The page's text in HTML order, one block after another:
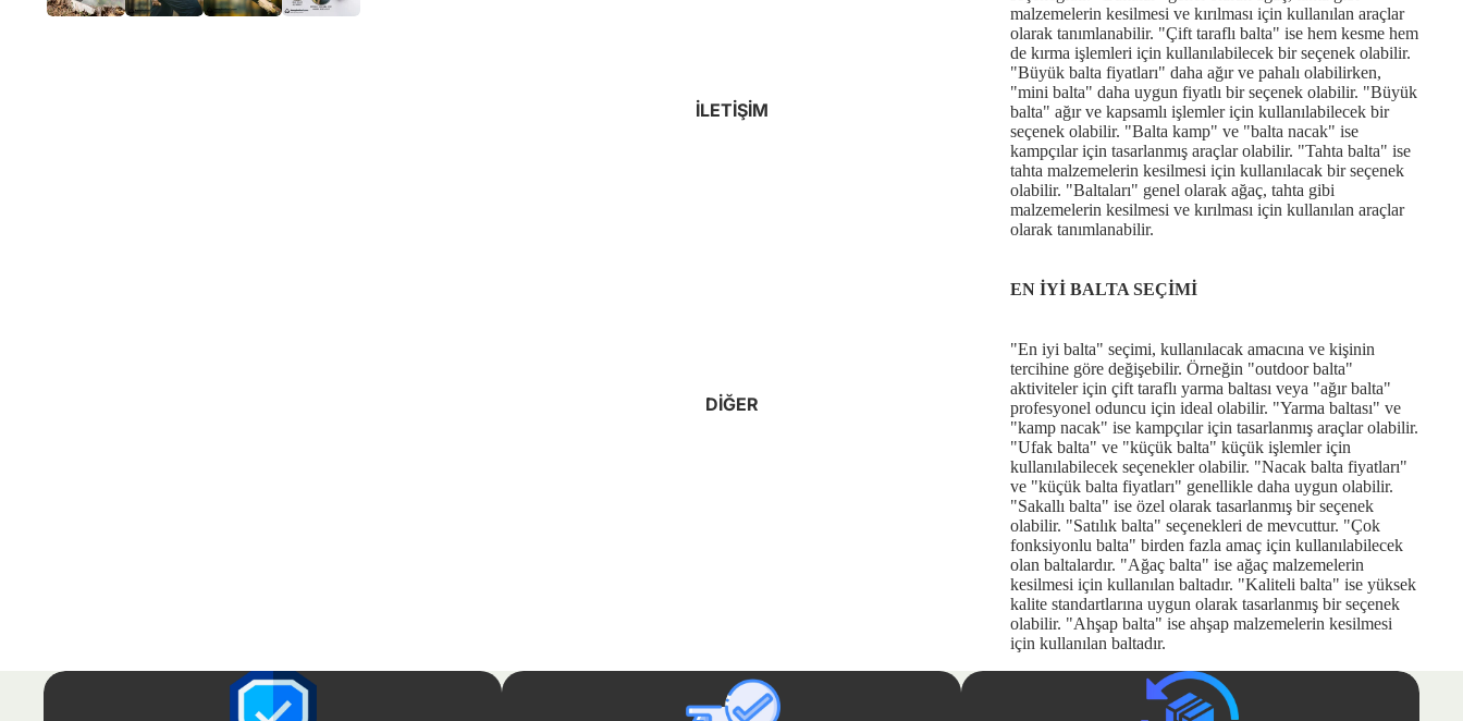
İLETIŞIM
DIĞER
malzemelerin kesilmesi ve kırılması için kullanılan araçlar
olarak tanımlanabilir. "Çift taraflı balta" ise hem kesme hem
de kırma işlemleri için kullanılabilecek bir seçenek olabilir.
"Büyük balta fiyatları" daha ağır ve pahalı olabilirken,
"mini balta" daha uygun fiyatlı bir seçenek olabilir. "Büyük
balta" ağır ve kapsamlı işlemler için kullanılabilecek bir
seçenek olabilir. "Balta kamp" ve "balta nacak" ise
kampçılar için tasarlanmış araçlar olabilir. "Tahta balta" ise
tahta malzemelerin kesilmesi için kullanılacak bir seçenek
olabilir. "Baltaları" genel olarak ağaç, tahta gibi
malzemelerin kesilmesi ve kırılması için kullanılan araçlar
olarak tanımlanabilir.
EN İYİ BALTA SEÇİMİ
"En iyi balta" seçimi, kullanılacak amacına ve kişinin
tercihine göre değişebilir. Örneğin "outdoor balta"
aktiviteler için çift taraflı yarma baltası veya "ağır balta"
profesyonel oduncu için ideal olabilir. "Yarma baltası" ve
"kamp nacak" ise kampçılar için tasarlanmış araçlar olabilir.
"Ufak balta" ve "küçük balta" küçük işlemler için
kullanılabilecek seçenekler olabilir. "Nacak balta fiyatları"
ve "küçük balta fiyatları" genellikle daha uygun olabilir.
"Sakallı balta" ise özel olarak tasarlanmış bir seçenek
olabilir. "Satılık balta" seçenekleri de mevcuttur. "Çok
fonksiyonlu balta" birden fazla amaç için kullanılabilecek
olan baltalardır. "Ağaç balta" ise ağaç malzemelerin
kesilmesi için kullanılan baltadır. "Kaliteli balta" ise yüksek
kalite standartlarına uygun olarak tasarlanmış bir seçenek
olabilir. "Ahşap balta" ise ahşap malzemelerin kesilmesi
için kullanılan baltadır.